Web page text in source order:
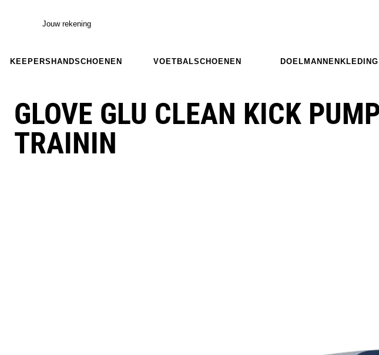
Jouw rekening
KEEPERSHANDSCHOENEN VOETBALSCHOENEN DOELMANNENKLEDING
GLOVE GLU CLEAN KICK
TRAININ